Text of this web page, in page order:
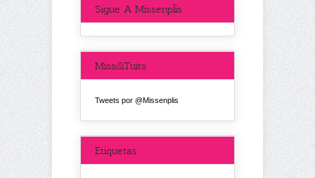
Sigue A Missenplis
Miss&Tuits
Tweets por @Missenplis
Etiquetas